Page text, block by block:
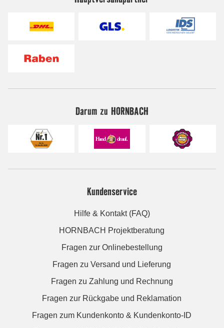
Darum zu HORNBACH
Kundenservice
Hilfe & Kontakt (FAQ)
HORNBACH Projektberatung
Fragen zur Onlinebestellung
Fragen zu Versand und Lieferung
Fragen zu Zahlung und Rechnung
Fragen zur Rückgabe und Reklamation
Fragen zum Kundenkonto & Kundenkonto-ID